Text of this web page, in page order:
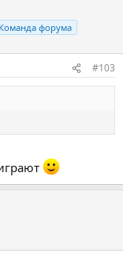
Команда форума
#103